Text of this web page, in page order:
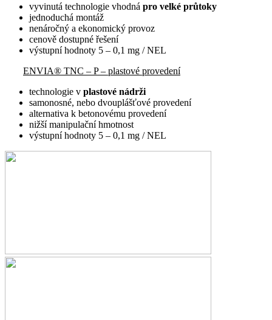
vyvinutá technologie vhodná pro velké průtoky
jednoduchá montáž
nenáročný a ekonomický provoz
cenově dostupné řešení
výstupní hodnoty 5 – 0,1 mg / NEL
ENVIA® TNC – P – plastové provedení
technologie v plastové nádrži
samonosné, nebo dvouplášťové provedení
alternativa k betonovému provedení
nižší manipulační hmotnost
výstupní hodnoty 5 – 0,1 mg / NEL